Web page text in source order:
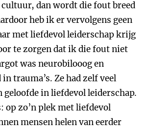
dan wordt die fout breed
heb ik er vervolgens geen
met liefdevol leiderschap krijg
te zorgen dat ik die fout niet
was neurobilooog en
trauma’s. Ze had zelf veel
geloofde in liefdevol leiderschap.
op zo’n plek met liefdevol
mensen helen van eerder